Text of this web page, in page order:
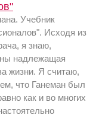
Учебник
Исходя из
я знаю,
надлежащая
жизни. Я считаю,
что Ганеман был
как и во многих